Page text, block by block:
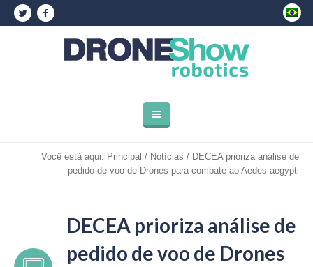
Você está aqui: Principal / Notícias / DECEA prioriza análise de
pedido de voo de Drones para combate ao Aedes aegypti
DECEA prioriza análise de
pedido de voo de Drones